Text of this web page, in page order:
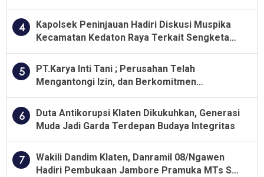
Besar soal Pengawasan
4
Kapolsek Peninjauan Hadiri Diskusi Muspika
Kecamatan Kedaton Raya Terkait Sengketa
Lahan Kelompok Tani Dengan PT. GNS
5
PT.Karya Inti Tani ; Perusahan Telah
Mengantongi Izin, dan Berkomitmen
Menjalankan Aturan Yang Berlaku
6
Duta Antikorupsi Klaten Dikukuhkan, Generasi
Muda Jadi Garda Terdepan Budaya Integritas
7
Wakili Dandim Klaten, Danramil 08/Ngawen
Hadiri Pembukaan Jambore Pramuka MTs Se-